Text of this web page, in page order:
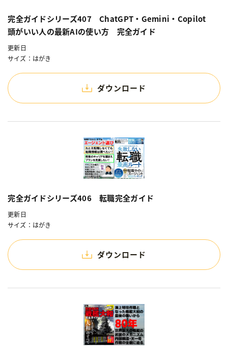
完全ガイドシリーズ407 ChatGPT・Gemini・Copilot
頭がいい人の最新AIの使い方 完全ガイド
更新日
サイズ：はがき
ダウンロード
完全ガイドシリーズ406 転職完全ガイド
更新日
サイズ：はがき
ダウンロード